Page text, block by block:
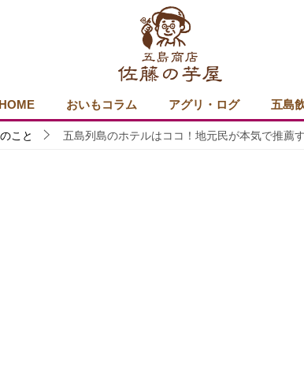
HOME おいもコラム アグリ・ログ 五島
こと 五島列島のホテルはココ！地元民が本気で推薦